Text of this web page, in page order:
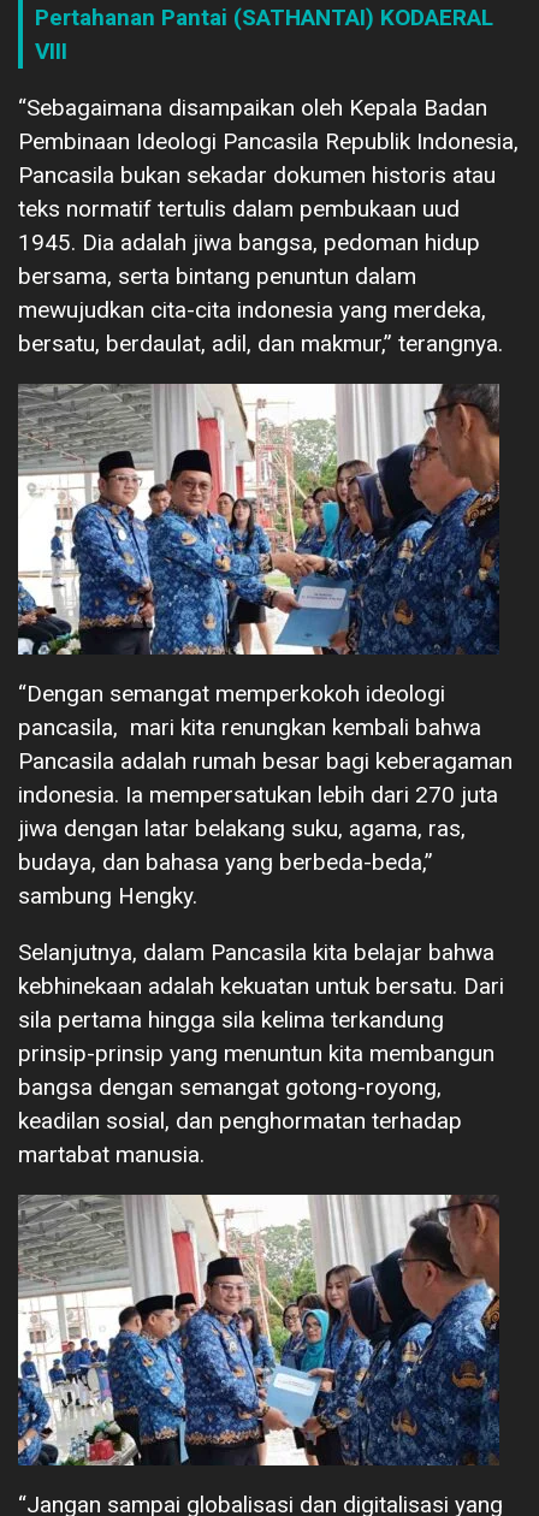
Pertahanan Pantai (SATHANTAI) KODAERAL
VIII
“Sebagaimana disampaikan oleh Kepala Badan
Pembinaan Ideologi Pancasila Republik Indonesia,
Pancasila bukan sekadar dokumen historis atau
teks normatif tertulis dalam pembukaan uud
1945. Dia adalah jiwa bangsa, pedoman hidup
bersama, serta bintang penuntun dalam
mewujudkan cita-cita indonesia yang merdeka,
bersatu, berdaulat, adil, dan makmur,” terangnya.
“Dengan semangat memperkokoh ideologi
pancasila, mari kita renungkan kembali bahwa
Pancasila adalah rumah besar bagi keberagaman
indonesia. Ia mempersatukan lebih dari 270 juta
jiwa dengan latar belakang suku, agama, ras,
budaya, dan bahasa yang berbeda-beda,”
sambung Hengky.
Selanjutnya, dalam Pancasila kita belajar bahwa
kebhinekaan adalah kekuatan untuk bersatu. Dari
sila pertama hingga sila kelima terkandung
prinsip-prinsip yang menuntun kita membangun
bangsa dengan semangat gotong-royong,
keadilan sosial, dan penghormatan terhadap
martabat manusia.
“Jangan sampai globalisasi dan digitalisasi yang